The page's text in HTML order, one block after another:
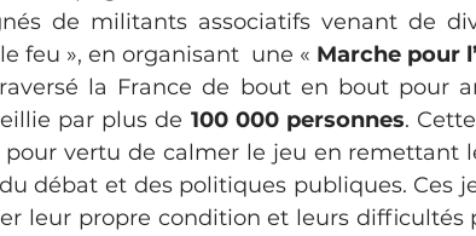
de militants associatifs venant de
feu », en organisant  une « Marche pour
la France de bout en bout pour
par plus de 100 000 personnes.
vertu de calmer le jeu en remettant
débat et des politiques publiques. Ces
leur propre condition et leurs difficultés